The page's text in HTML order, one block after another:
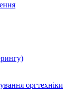
оргтехніки